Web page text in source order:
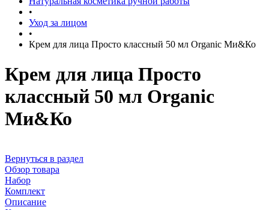
•
Уход за лицом
•
Крем для лица Просто классный 50 мл Organic Ми&Ко
Крем для лица Просто
классный 50 мл Organic
Ми&Ко
Вернуться в раздел
Обзор товара
Набор
Комплект
Описание